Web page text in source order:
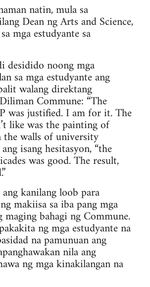
natin, mula sa
Dean ng Arts and Science,
mga estudyante sa
desidido noong mga
sa mga estudyante ang
walang direktang
Commune: “The
was justified. I am for it. The
like was the painting of
the walls of university
isang hesitasyon, “the
was good. The result,
kanilang loob para
makiisa sa iba pang mga
maging bahagi ng Commune.
ng mga estudyante na
na pamunuan ang
nila ang
ng mga kinakilangan na